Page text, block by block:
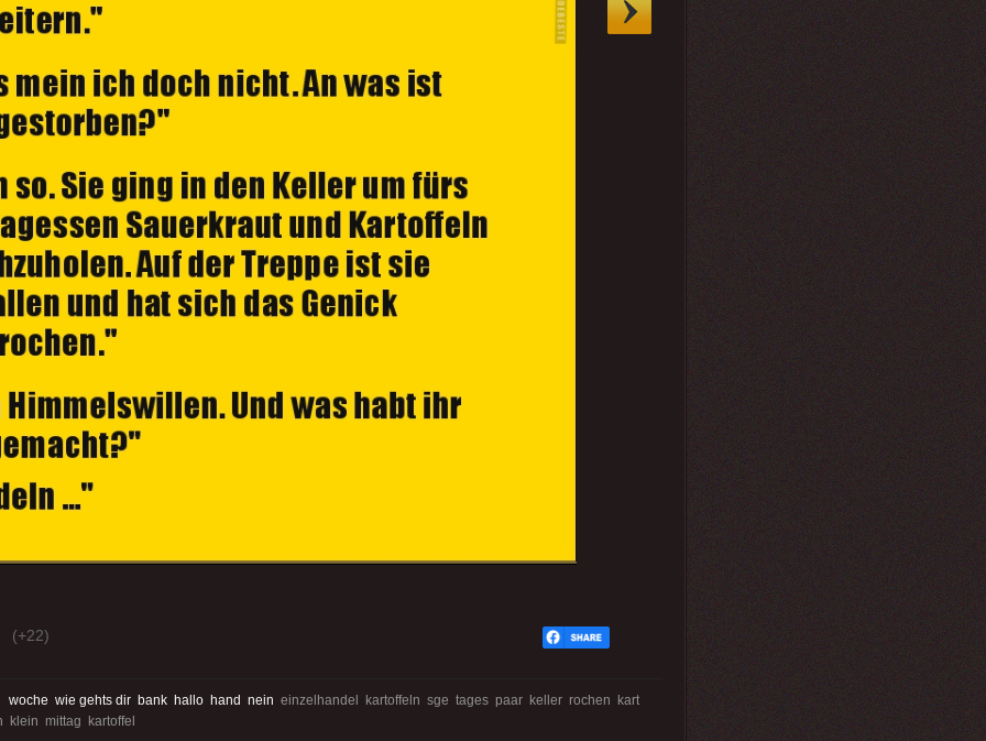
(+22)
woche wie gehts dir bank hallo hand nein einzelhandel kartoffeln sge tages paar keller rochen kart
klein mittag kartoffel